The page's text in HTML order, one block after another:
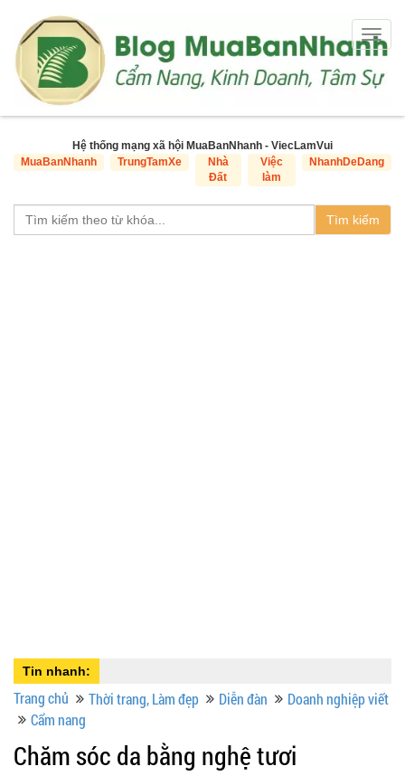
Hệ thống mạng xã hội MuaBanNhanh - ViecLamVui
MuaBanNhanh
TrungTamXe
Nhà
Đất
Việc
làm
NhanhDeDang
Tìm kiếm
Tin nhanh:
Trang chủ Thời trang, Làm đẹp Diễn đàn
Doanh nghiệp viết
Cẩm nang
Chăm sóc da bằng nghệ tươi